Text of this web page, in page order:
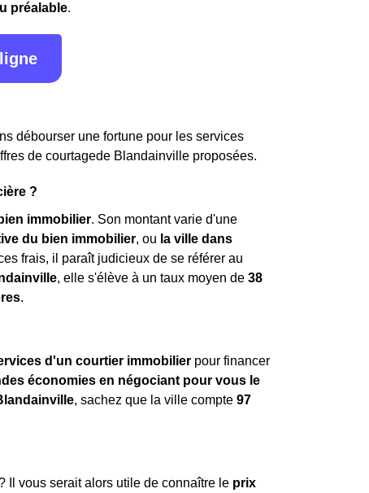
préalable.
débourser une fortune pour les services
de courtagede Blandainville proposées.
?
bien immobilier. Son montant varie d'une
du bien immobilier, ou la ville dans
frais, il paraît judicieux de se référer au
, elle s'élève à un taux moyen de 38
.
d'un courtier immobilier pour financer
économies en négociant pour vous le
, sachez que la ville compte 97
Il vous serait alors utile de connaître le prix